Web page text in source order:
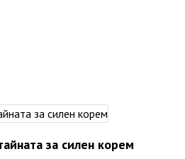
за силен корем